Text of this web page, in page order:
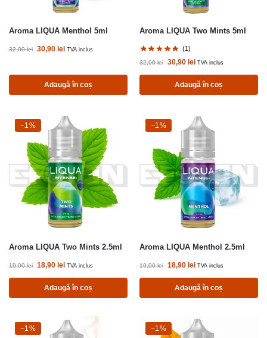
Aroma LIQUA Menthol 5ml
32,00lei 30,90 lei TVA inclus
Adaugă în coș
Aroma LIQUA Two Mints 5ml
(1)
32,00lei 30,90 lei TVA inclus
Adaugă în coș
-1%
−1%
Aroma LIQUA Two Mints 2.5ml
19,00lei 18,90 lei TVA inclus
Adaugă în coș
-1%
−1%
Aroma LIQUA Menthol 2.5ml
19,00lei 18,90 lei TVA inclus
Adaugă în coș
-1%
−1% -1%
−1%